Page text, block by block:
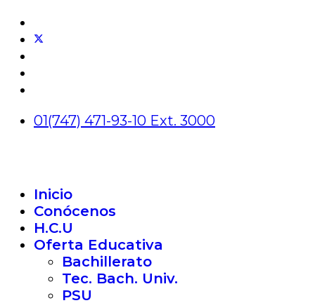
01(747) 471-93-10 Ext. 3000
Inicio
Conócenos
H.C.U
Oferta Educativa
Bachillerato
Tec. Bach. Univ.
PSU